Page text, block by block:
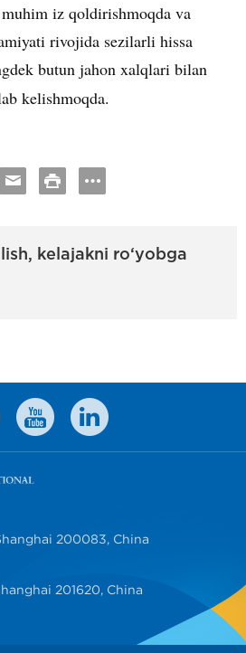
iz qoldirishmoqda va
rivojida sezilarli hissa
butun jahon xalqlari bilan
kelishmoqda.
kelajakni ro‘yobga
200083, China
201620, China